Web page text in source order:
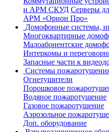
и АРМ СКУД Серверы
АРМ «Орион Про»
Домофонные системы,
Многоквартирные
Малоабонентские
Интеркомы и
Запасные части к
Системы
Огнетушители
Порошковое
Водяное пожаротушение
Газовое пожаротушение
Аэрозольное
Доп. оборудование